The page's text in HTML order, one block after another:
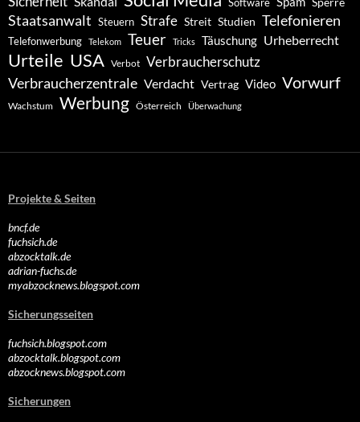
Software Sperre
Staatsanwalt Steuern Strafe Streit Studien Telefonieren
Telefonwerbung Telekom Teuer Tricks Täuschung Urheberrecht
Urteile USA Verbot Verbraucherschutz
Verbraucherzentrale Verdacht Vertrag Video Vorwurf
Wachstum Werbung Österreich Überwachung
Projekte & Seiten
bncf.de
fuchsich.de
abzocktalk.de
adrian-fuchs.de
myabzocknews.blogspot.com
Sicherungsseiten
fuchsich.blogspot.com
abzocktalk.blogspot.com
abzocknews.blogspot.com
Sicherungen